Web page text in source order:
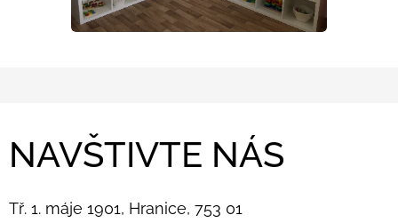
NAVŠTIVTE NÁS
Tř. 1. máje 1901, Hranice, 753 01